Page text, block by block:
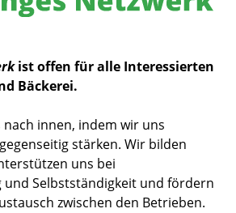
ist offen für alle Interessierten
Bäckerei.
innen, indem wir uns
stärken. Wir bilden
uns bei
Selbstständigkeit und fördern
zwischen den Betrieben.